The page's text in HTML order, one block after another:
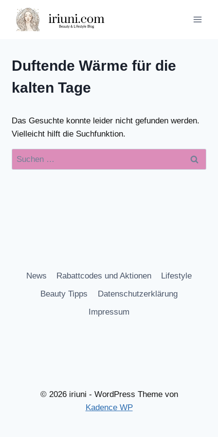
Inhalt
springen
Duftende Wärme für die
kalten Tage
Das Gesuchte konnte leider nicht gefunden werden.
Vielleicht hilft die Suchfunktion.
Suchen
nach:
News Rabattcodes und Aktionen
Lifestyle
Beauty Tipps
Datenschutzerklärung
Impressum
© 2026 iriuni - WordPress Theme von
Kadence WP